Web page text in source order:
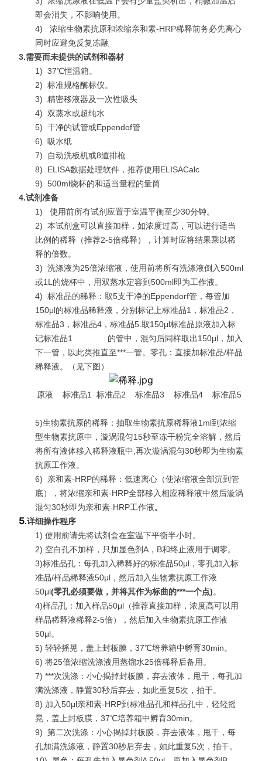
即会消失，不影响使用。
4)
浓缩生物素抗原和浓缩亲和素-HRP稀释前务必先离心
同时应避免反复冻融
3.需要而未提供的试剂和器材
1) 37℃恒温箱。
2) 标准规格酶标仪。
3) 精密移液器及一次性吸头
4) 双蒸水或超纯水
5) 干净的试管或Eppendof管
6) 吸水纸
7)
自动洗板机或8道排枪
8)
ELISA数据处理软件，推荐使用ELISACalc
9) 500ml烧杯的和适当量程的量筒
4.试剂准备
1)
使用前所有试剂应置于室温平衡至少30分钟。
2) 本试剂盒可以直接加样，如浓度过高，可以进行适当
比例的稀释（推荐2-5倍稀释），计算时应将结果乘以稀
释的倍数。
3) 洗涤液为25倍浓缩液，使用前将所有洗涤液倒入500ml
或1L的烧杯中，用双蒸水定容到500ml即为工作液。
4) 标准品的稀释：取5支干净的Eppendorf管，每管加
150μl的标准品稀释液，分别标记上标准品1，标准品2，
标准品3，标准品4，标准品5.取150μl标准品原液加入标
记标准品1 的管中，混匀后同样取出150μl，加入
下一管，以此类推直至***一管。零孔：直接加标准品/样品
稀释液。（见下图）
原液 标准品1 标准品2 标准品3 标准品4 标准品5
5)生物素抗原的稀释：抽取生物素抗原稀释液1ml到浓缩
型生物素抗原中，漩涡混匀15秒至冻干粉完全溶解，然后
将所有液体移入稀释液瓶中,再次漩涡混匀30秒即为生物素
抗原工作液。
6)
亲和素-HRP的稀释：低速离心（使浓缩液全部沉到管
底），将浓缩亲和素-HRP全部移入相应稀释液中然后漩涡
混匀30秒即为亲和素-HRP工作液。
5.详细操作程序
1) 使用前请先将试剂盒在室温下平衡半小时。
2) 空白孔不加样，只加显色剂A，B和终止液用于调零。
3)标准品孔：每孔加入稀释好的标准品50μl，零孔加入标
准品/样品稀释液50μl，然后加入生物素抗原工作液
50μl(零孔必须要做，并将其作为标曲的***一个点)。
4)样品孔：加入样品50μl（推荐直接加样，浓度高可以用
样品稀释液稀释2-5倍），然后加入生物素抗原工作液
50μl。
5) 轻轻摇晃，盖上封板膜，37℃培养箱中孵育30min。
6) 将25倍浓缩洗涤液用蒸馏水25倍稀释后备用。
7) ***次洗涤：小心揭掉封板膜，弃去液体，甩干，每孔加
满洗涤液，静置30秒后弃去，如此重复5次，拍干。
8) 加入50μl亲和素-HRP到标准品孔和样品孔中，轻轻摇
晃，盖上封板膜，37℃培养箱中孵育30min。
9) 第二次洗涤：小心揭掉封板膜，弃去液体，甩干，每
孔加满洗涤液，静置30秒后弃去，如此重复5次，拍干。